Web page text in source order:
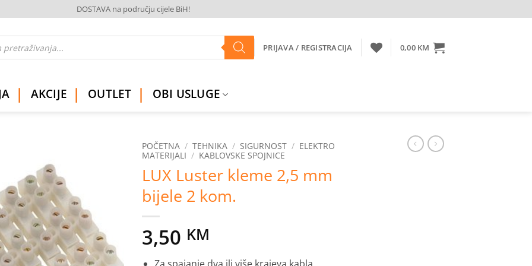
DOSTAVA na području cijele BiH!
PRIJAVA / REGISTRACIJA 0,00 KM
AKCIJE OUTLET OBI USLUGE
POČETNA / TEHNIKA / SIGURNOST / ELEKTRO
MATERIJALI / KABLOVSKE SPOJNICE
LUX Luster kleme 2,5 mm
bijele 2 kom.
3,50 KM